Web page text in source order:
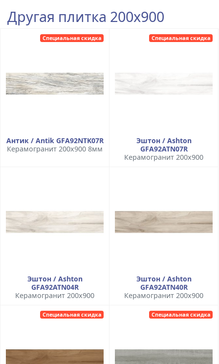
Другая плитка 200x900
Специальная скидка
Антик / Antik GFA92NTK07R
Керамогранит 200x900 8мм
Специальная скидка
Эштон / Ashton
GFA92ATN07R
Керамогранит 200x900
Эштон / Ashton
GFA92ATN04R
Керамогранит 200x900
Эштон / Ashton
GFA92ATN40R
Керамогранит 200x900
Специальная скидка Специальная скидка